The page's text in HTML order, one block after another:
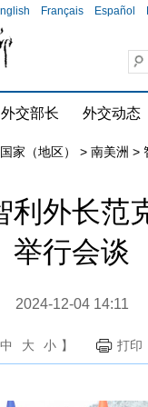
Français Español
外交部长 外交动态
国家（地区） > 南美洲 >
利外长范
举行会谈
2024-12-04 14:11
中 大 小 】 打印